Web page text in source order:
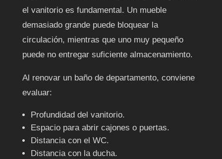
el vanitorio es fundamental. Un mueble
demasiado grande puede bloquear la
circulación, mientras que uno muy pequeño
puede no entregar suficiente almacenamiento.
Al renovar un baño de departamento, conviene
evaluar:
Profundidad del vanitorio.
Espacio para abrir cajones o puertas.
Distancia con el WC.
Distancia con la ducha.